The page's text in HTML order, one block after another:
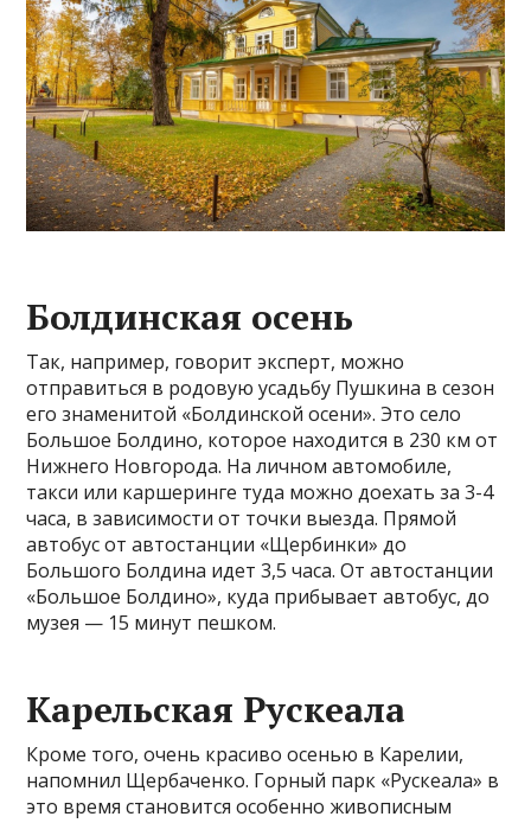
Болдинская осень
Так, например, говорит эксперт, можно
отправиться в родовую усадьбу Пушкина в сезон
его знаменитой «Болдинской осени». Это село
Большое Болдино, которое находится в 230 км от
Нижнего Новгорода. На личном автомобиле,
такси или каршеринге туда можно доехать за 3-4
часа, в зависимости от точки выезда. Прямой
автобус от автостанции «Щербинки» до
Большого Болдина идет 3,5 часа. От автостанции
«Большое Болдино», куда прибывает автобус, до
музея — 15 минут пешком.
Карельская Рускеала
Кроме того, очень красиво осенью в Карелии,
напомнил Щербаченко. Горный парк «Рускеала» в
это время становится особенно живописным